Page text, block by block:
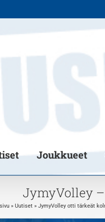
Joukkueet
JymyVolley
» Uutiset» JymyVolley otti tärkeät